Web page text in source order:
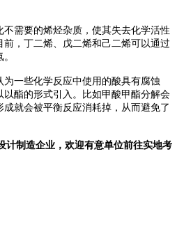
需要的烯烃杂质，使其失去化学活性
，丁二烯、戊二烯和己二烯可以通过
为一些化学反应中使用的酸具有腐蚀
酯的形式引入。比如甲酸甲酯分解会
就会被平衡反应消耗掉，从而避免了
制造企业，欢迎有意单位前往实地考